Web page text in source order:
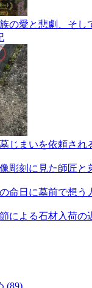
の愛と悲劇、そし
じまいを依頼され
彫刻に見た師匠と
命日に墓前で想う
による石材入荷の